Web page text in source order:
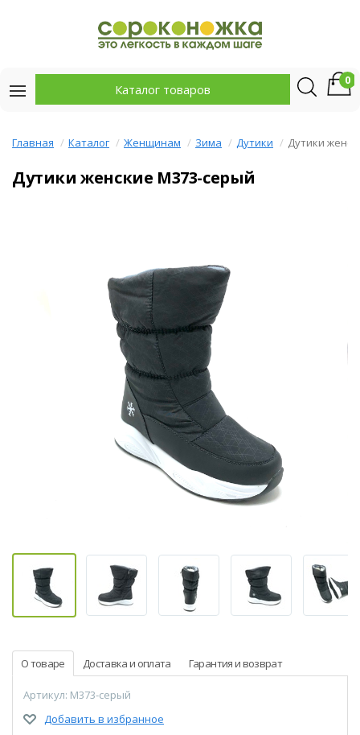
Каталог товаров
0
Главная Каталог Женщинам Зима Дутики Дутики
Дутики женские M373-серый
О товаре Доставка и оплата Гарантия и возврат
Артикул: M373-серый
Добавить в избранное